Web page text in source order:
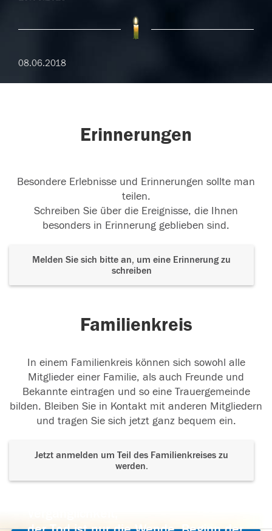
08.06.2018
Erinnerungen
Besondere Erlebnisse und Erinnerungen sollte man
teilen.
Schreiben Sie über die Ereignisse, die Ihnen
besonders in Erinnerung geblieben sind.
Melden Sie sich bitte an, um eine Erinnerung zu
schreiben
Familienkreis
In einem Familienkreis können sich sowohl alle
Mitglieder einer Familie, als auch Freunde und
Bekannte eintragen und so eine Trauergemeinde
bilden. Bleiben Sie in Kontakt mit anderen Mitgliedern
und tragen Sie sich jetzt ganz bequem ein.
Jetzt anmelden um Teil des Familienkreises zu
werden.